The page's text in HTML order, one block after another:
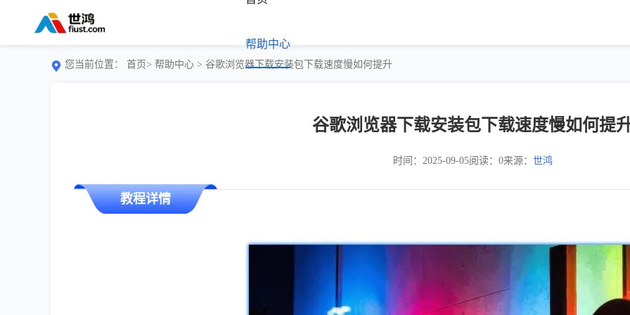
帮助中心
您当前位置： 首页> 帮助中心 > 谷歌浏览器下载安装包下载速度慢如何提升
谷歌浏览器下载安装包下载速度慢如何提
时间：2025-09-05阅读：0来源： 世鸿
教程详情